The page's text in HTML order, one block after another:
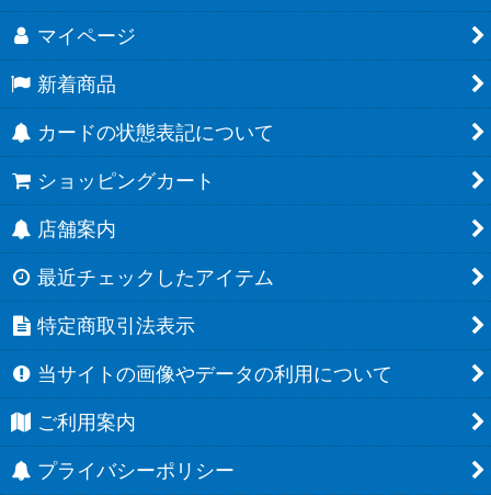
マイページ
新着商品
カードの状態表記について
ショッピングカート
店舗案内
最近チェックしたアイテム
特定商取引法表示
当サイトの画像やデータの利用について
ご利用案内
プライバシーポリシー